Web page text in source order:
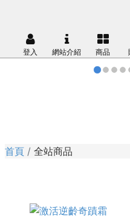
登入 網站介紹 商品
首頁 全站商品